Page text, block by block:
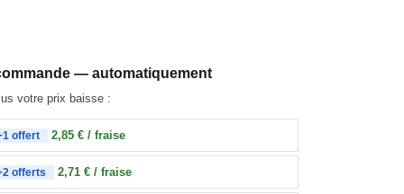
— automatiquement
votre prix baisse :
offert 2,85 € / fraise
offerts 2,71 € / fraise